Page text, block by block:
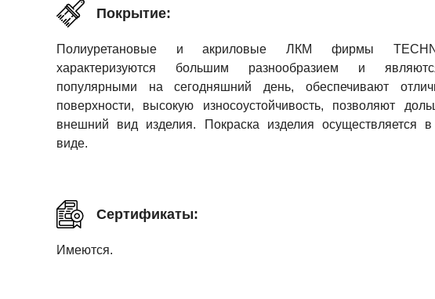
Покрытие:
Полиуретановые и акриловые ЛКМ фирмы
характеризуются большим разнообразием и
популярными на сегодняшний день, обеспечивают
поверхности, высокую износоустойчивость, позволяют
внешний вид изделия. Покраска изделия осуществляется
виде.
Сертификаты:
Имеются.